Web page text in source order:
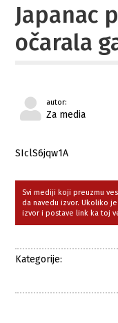
Japanac
očarala
autor:
Za media
SIclS6jqw1A
Svi mediji koji preuzmu
da navedu izvor. Ukoliko
izvor i postave link ka toj
Kategorije: